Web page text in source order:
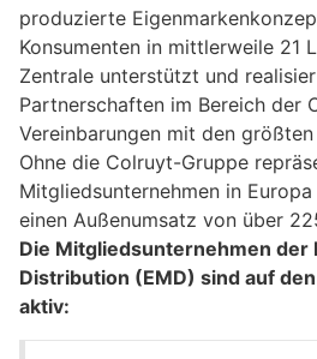
produzierte
Konsumenten in mittlerweile 21
Zentrale unterstützt und
Partnerschaften im Bereich der
Vereinbarungen mit den
Ohne die Colruyt-Gruppe
Mitgliedsunternehmen in
einen Außenumsatz von über
Die Mitgliedsunternehmen der
Distribution (EMD) sind auf
aktiv: